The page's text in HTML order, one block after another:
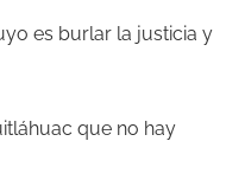
es burlar la justicia y
que no hay